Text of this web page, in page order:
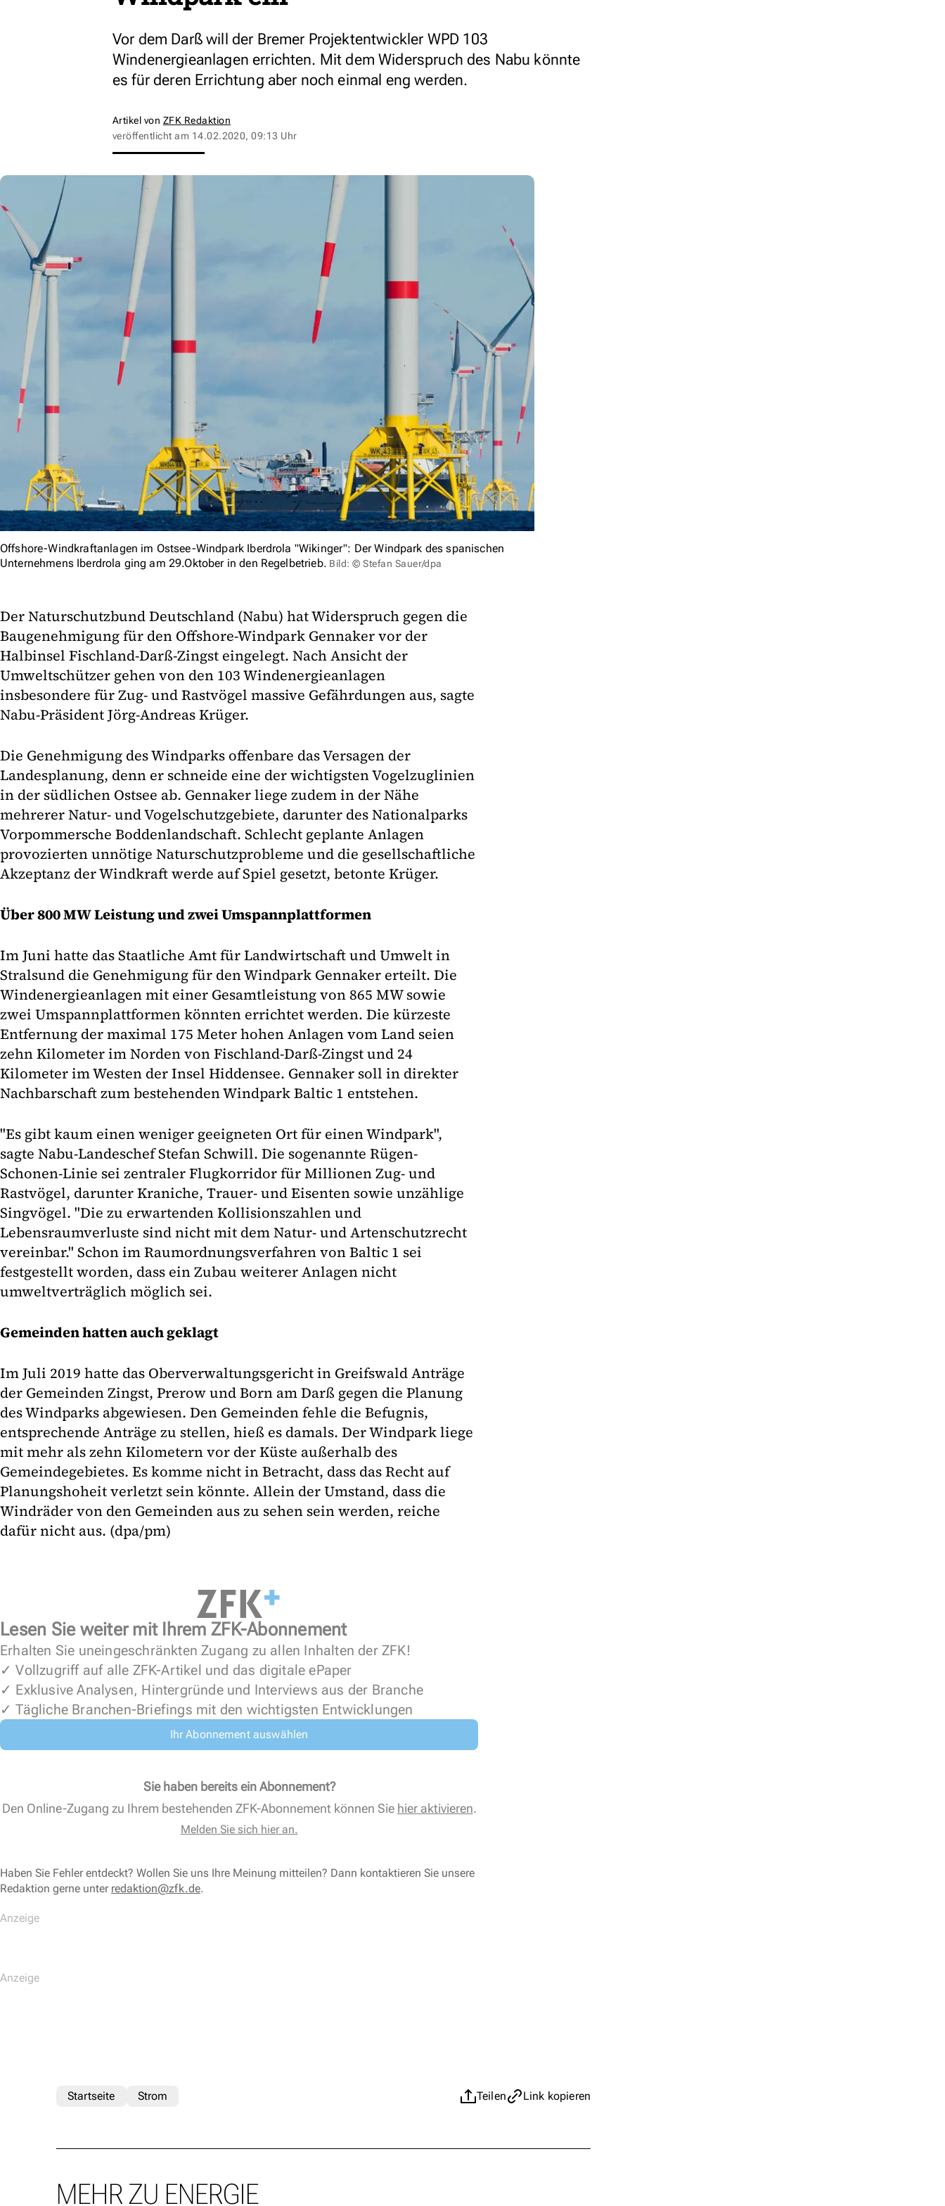
Vor dem Darß will der Bremer Projektentwickler WPD 103
Windenergieanlagen errichten. Mit dem Widerspruch des Nabu könnte
es für deren Errichtung aber noch einmal eng werden.
Artikel von ZFK Redaktion
veröffentlicht am 14.02.2020, 09:13 Uhr
Offshore-Windkraftanlagen im Ostsee-Windpark Iberdrola "Wikinger": Der Windpark des spanischen
Unternehmens Iberdrola ging am 29.Oktober in den Regelbetrieb. Bild: © Stefan Sauer/dpa
Der Naturschutzbund Deutschland (Nabu) hat Widerspruch gegen die
Baugenehmigung für den Offshore-Windpark Gennaker vor der
Halbinsel Fischland-Darß-Zingst eingelegt. Nach Ansicht der
Umweltschützer gehen von den 103 Windenergieanlagen
insbesondere für Zug- und Rastvögel massive Gefährdungen aus, sagte
Nabu-Präsident Jörg-Andreas Krüger.
Die Genehmigung des Windparks offenbare das Versagen der
Landesplanung, denn er schneide eine der wichtigsten Vogelzuglinien
in der südlichen Ostsee ab. Gennaker liege zudem in der Nähe
mehrerer Natur- und Vogelschutzgebiete, darunter des Nationalparks
Vorpommersche Boddenlandschaft. Schlecht geplante Anlagen
provozierten unnötige Naturschutzprobleme und die gesellschaftliche
Akzeptanz der Windkraft werde auf Spiel gesetzt, betonte Krüger.
Über 800 MW Leistung und zwei Umspannplattformen
Im Juni hatte das Staatliche Amt für Landwirtschaft und Umwelt in
Stralsund die Genehmigung für den Windpark Gennaker erteilt. Die
Windenergieanlagen mit einer Gesamtleistung von 865 MW sowie
zwei Umspannplattformen könnten errichtet werden. Die kürzeste
Entfernung der maximal 175 Meter hohen Anlagen vom Land seien
zehn Kilometer im Norden von Fischland-Darß-Zingst und 24
Kilometer im Westen der Insel Hiddensee. Gennaker soll in direkter
Nachbarschaft zum bestehenden Windpark Baltic 1 entstehen.
"Es gibt kaum einen weniger geeigneten Ort für einen Windpark",
sagte Nabu-Landeschef Stefan Schwill. Die sogenannte Rügen-
Schonen-Linie sei zentraler Flugkorridor für Millionen Zug- und
Rastvögel, darunter Kraniche, Trauer- und Eisenten sowie unzählige
Singvögel. "Die zu erwartenden Kollisionszahlen und
Lebensraumverluste sind nicht mit dem Natur- und Artenschutzrecht
vereinbar." Schon im Raumordnungsverfahren von Baltic 1 sei
festgestellt worden, dass ein Zubau weiterer Anlagen nicht
umweltverträglich möglich sei.
Gemeinden hatten auch geklagt
Im Juli 2019 hatte das Oberverwaltungsgericht in Greifswald Anträge
der Gemeinden Zingst, Prerow und Born am Darß gegen die Planung
des Windparks abgewiesen. Den Gemeinden fehle die Befugnis,
entsprechende Anträge zu stellen, hieß es damals. Der Windpark liege
mit mehr als zehn Kilometern vor der Küste außerhalb des
Gemeindegebietes. Es komme nicht in Betracht, dass das Recht auf
Planungshoheit verletzt sein könnte. Allein der Umstand, dass die
Windräder von den Gemeinden aus zu sehen sein werden, reiche
dafür nicht aus. (dpa/pm)
Lesen Sie weiter mit Ihrem ZFK-Abonnement
Erhalten Sie uneingeschränkten Zugang zu allen Inhalten der ZFK!
✓ Vollzugriff auf alle ZFK-Artikel und das digitale ePaper
✓ Exklusive Analysen, Hintergründe und Interviews aus der Branche
✓ Tägliche Branchen-Briefings mit den wichtigsten Entwicklungen
Ihr Abonnement auswählen
Sie haben bereits ein Abonnement?
Den Online-Zugang zu Ihrem bestehenden ZFK-Abonnement können Sie hier aktivieren.
Melden Sie sich hier an.
Haben Sie Fehler entdeckt? Wollen Sie uns Ihre Meinung mitteilen? Dann kontaktieren Sie unsere
Redaktion gerne unter redaktion@zfk.de.
Teilen Link kopieren
Startseite Strom
MEHR ZU ENERGIE